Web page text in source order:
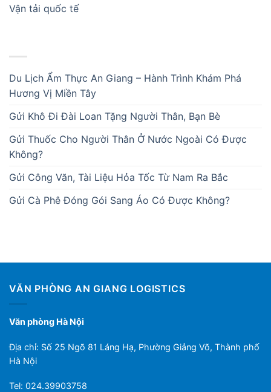
Vận tải quốc tế
Du Lịch Ẩm Thực An Giang – Hành Trình Khám Phá
Hương Vị Miền Tây
Gửi Khô Đi Đài Loan Tặng Người Thân, Bạn Bè
Gửi Thuốc Cho Người Thân Ở Nước Ngoài Có Được
Không?
Gửi Công Văn, Tài Liệu Hỏa Tốc Từ Nam Ra Bắc
Gửi Cà Phê Đóng Gói Sang Áo Có Được Không?
VĂN PHÒNG AN GIANG LOGISTICS
Văn phòng Hà Nội
Địa chỉ: Số 25 Ngõ 81 Láng Hạ, Phường Giảng Võ, Thành phố
Hà Nội
Tel: 024.39903758